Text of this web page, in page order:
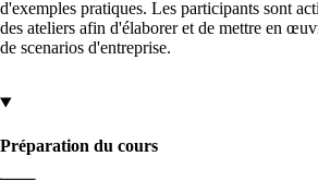
Retour
Produits
d'exemples pratiques. Les participants sont
des ateliers afin d'élaborer et de mettre en
de scenarios d'entreprise.
Préparation du cours